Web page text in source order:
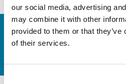
our social media, advertising
may combine it with other
provided to them or that
of their services.
Kontakt oss
Vil du vite mer?